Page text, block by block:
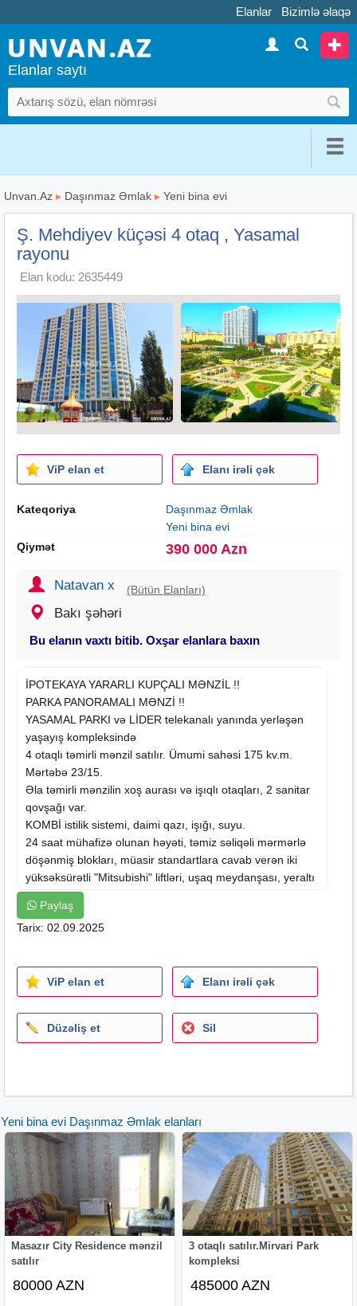
Elanlar Bizimlə əlaqə
Elanlar saytı
Unvan.Az ▸ Daşınmaz Əmlak ▸ Yeni bina evi
Ş. Mehdiyev küçəsi 4 otaq , Yasamal
rayonu
Elan kodu: 2635449
ViP elan et Elanı irəli çək
Kateqoriya
Daşınmaz Əmlak
Yeni bina evi
Qiymət
390 000 Azn
Natavan x (Bütün Elanları)
Bakı şəhəri
Bu elanın vaxtı bitib. Oxşar elanlara baxın
İPOTEKAYA YARARLI KUPÇALI MƏNZİL !!
PARKA PANORAMALI MƏNZİ !!
YASAMAL PARKI və LİDER telekanalı yanında yerləşən
yaşayış kompleksində
4 otaqlı təmirli mənzil satılır. Ümumi sahəsi 175 kv.m.
Mərtəbə 23/15.
Əla təmirli mənzilin xoş aurası və işıqlı otaqları, 2 sanitar
qovşağı var.
KOMBİ istilik sistemi, daimi qazı, işığı, suyu.
24 saat mühafizə olunan həyəti, təmiz səliqəli mərmərlə
döşənmiş blokları, müasir standartlara cavab verən iki
yüksəksürətli "Mitsubishi" liftləri, uşaq meydanşası, yeraltı
qarajı, parkinqi. QAZ və ÇIXARIŞ (KUPÇA) var.
Xidmət haqqı 1% (Alıcıdan)
--
ПАНОРАМА НА ПАРК !!
Элитный, жилой комплекс - с КУПЧЕЙ и ГАЗОМ, около
Ясамальского парка и т/к ЛИДЕР.
На продаже:
4 комнаты - 175 кв.м - 23/15 этаж с Панорамой на
Два санузла – удобство и комфорт для всей семьи !
"Комби" отопительная система.
Скоростные, бесшумные лифты "MİTSUBİSHİ", 24 ч.
охраняемая система, детская игровая площадка,
мраморная отделка входного вестибюля, подземная
парковка.
Имеется КУПЧАЯ НА КВАРТИРУ.
Комиссия фирмы 1% (От Покупателя
Paylaş
Tarix: 02.09.2025
ViP elan et Elanı irəli çək
Düzəliş et Sil
Yeni bina evi Daşınmaz Əmlak elanları
Masazır City Residence mənzil
satılır
80000 AZN
3 otaqlı satılır.Mirvari Park
kompleksi
485000 AZN